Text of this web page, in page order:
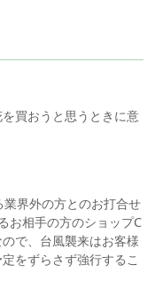
買おうと思うときに意
界外の方とのお打合せ
お相手の方のショップC
で、台風襲来はお客様
をずらさず強行するこ